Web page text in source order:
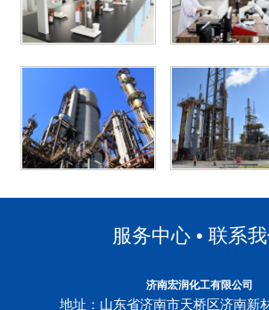
服务中心 • 联系
济南宏润化工有限公司
地址：山东省济南市天桥区济南新